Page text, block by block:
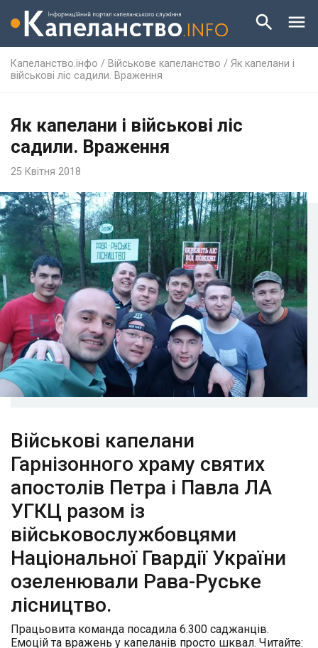
Капеланство.інфо / Військове капеланство / Як капелани і
військові ліс садили. Враження
Як капелани і військові ліс
садили. Враження
25 Квітня 2018
Військові капелани
Гарнізонного храму святих
апостолів Петра і Павла ЛА
УГКЦ разом із
військовослужбовцями
Національної Гвардії України
озеленювали Рава-Руське
лісництво.
Працьовита команда посадила 6.300 саджанців.
Емоцій та вражень у капеланів просто шквал. Читайте: